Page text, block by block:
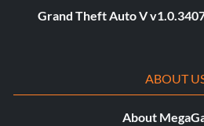
Grand Theft Auto V
ABOUT
About